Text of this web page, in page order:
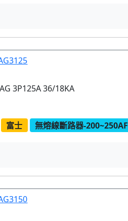
3P125A 36/18KA
富士 無熔線斷路器-200~250AF